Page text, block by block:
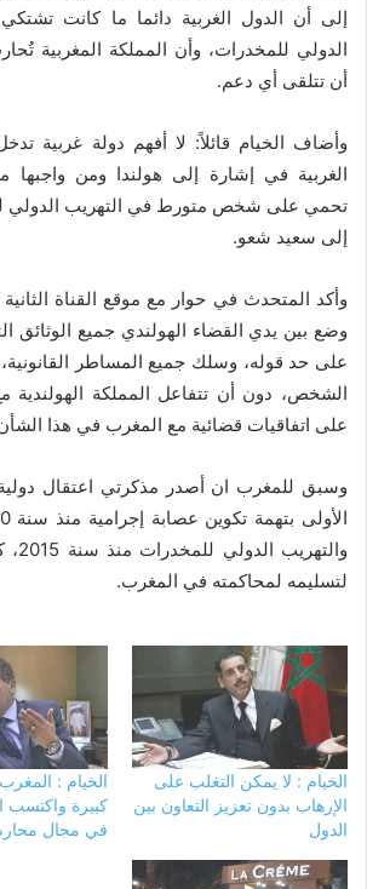
إلى أن الدول الغربية دائما ما كانت
الدولي للمخدرات، وأن المملكة المغربية
أن تتلقى أي دعم.
وأضاف الخيام قائلاً: لا أفهم دولة غربية
الغربية في إشارة إلى هولندا ومن واجبها
تحمي على شخص متورط في التهريب الدولي
إلى سعيد شعو.
وأكد المتحدث في حوار مع موقع القناة
وضع بين يدي القضاء الهولندي جميع الوثائق
على حد قوله، وسلك جميع المساطر
الشخص، دون أن تتفاعل المملكة الهولندية
على اتفاقيات قضائية مع المغرب في هذا
وسبق للمغرب ان أصدر مذكرتي اعتقال
لتسليمه لمحاكمته في المغرب.
الخيام : لا يمكن التغلب على
الإرهاب بدون تعزيز التعاون بين
الدول
الخيام :
كبيرة واكتسب
في مجال